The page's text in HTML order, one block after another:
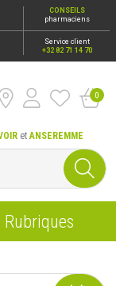
CONSEILS
pharmaciens
Service client
+32 82 71 14 70
0
etANSEREMME
Rubriques